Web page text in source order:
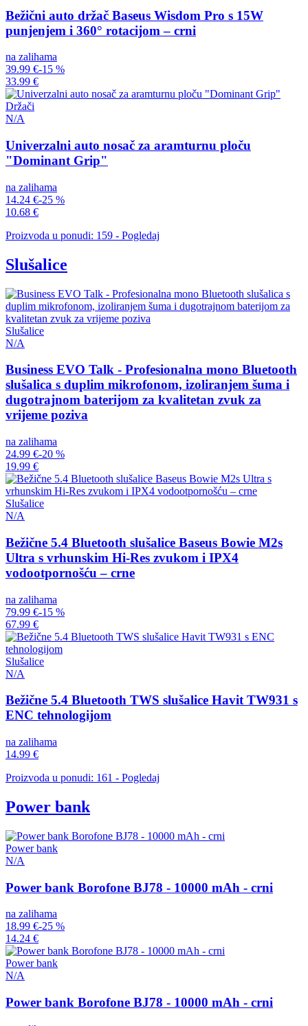
Bežični auto držač Baseus Wisdom Pro s 15W
punjenjem i 360° rotacijom – crni
na zalihama
39.99 €-15 %
33.99 €
Držači
N/A
Univerzalni auto nosač za aramturnu ploču
"Dominant Grip"
na zalihama
14.24 €-25 %
10.68 €
Proizvoda u ponudi: 159 - Pogledaj
Slušalice
Slušalice
N/A
Business EVO Talk - Profesionalna mono Bluetooth
slušalica s duplim mikrofonom, izoliranjem šuma i
dugotrajnom baterijom za kvalitetan zvuk za
vrijeme poziva
na zalihama
24.99 €-20 %
19.99 €
Slušalice
N/A
Bežične 5.4 Bluetooth slušalice Baseus Bowie M2s
Ultra s vrhunskim Hi-Res zvukom i IPX4
vodootpornošću – crne
na zalihama
79.99 €-15 %
67.99 €
Slušalice
N/A
Bežične 5.4 Bluetooth TWS slušalice Havit TW931 s
ENC tehnologijom
na zalihama
14.99 €
Proizvoda u ponudi: 161 - Pogledaj
Power bank
Power bank
N/A
Power bank Borofone BJ78 - 10000 mAh - crni
na zalihama
18.99 €-25 %
14.24 €
Power bank
N/A
Power bank Borofone BJ78 - 10000 mAh - crni